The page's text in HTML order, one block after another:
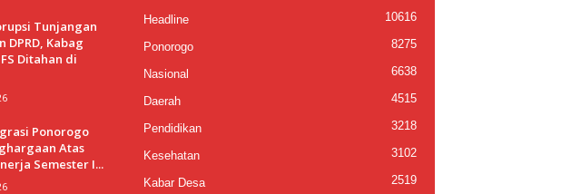
Tunjangan
DPRD, Kabag
Ditahan di
Ponorogo
Atas
Semester I...
Headline 10616
Ponorogo 8275
Nasional 6638
Daerah 4515
Pendidikan 3218
Kesehatan 3102
Kabar Desa 2519